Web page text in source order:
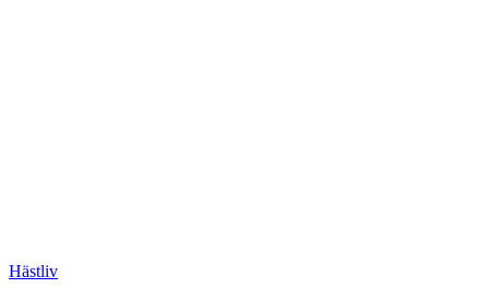
Hästliv